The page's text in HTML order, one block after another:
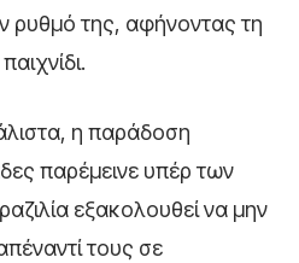
ρυθμό της, αφήνοντας τη
η παράδοση
παρέμεινε υπέρ των
εξακολουθεί να μην
τους σε